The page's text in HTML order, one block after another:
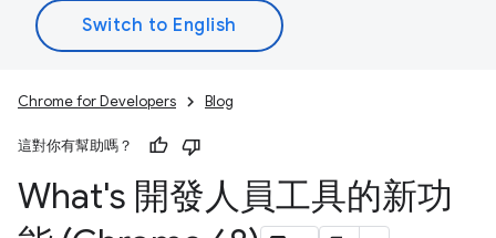
Chrome for Developers Blog
這對你有幫助嗎？
What's 開發人員工具的新功